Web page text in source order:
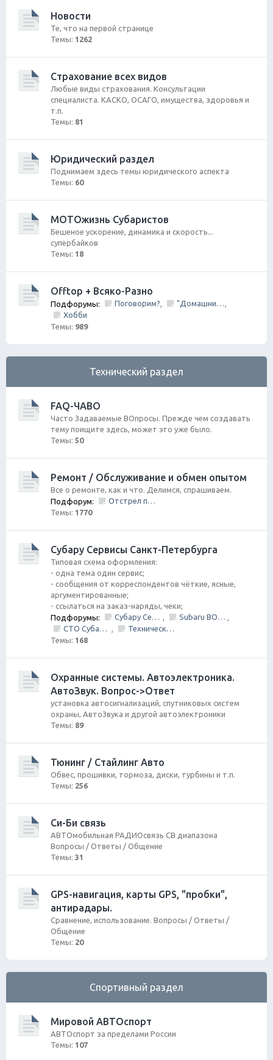
Новости
Те, что на первой странице
Темы: 1262
Страхование всех видов
Любые виды страхования. Консультации
специалиста. КАСКО, ОСАГО, имущества, здоровья и
т.п.
Темы: 81
Юридический раздел
Поднимаем здесь темы юридического аспекта
Темы: 60
МОТОжизнь Субаристов
Бешеное ускорение, динамика и скорость...
супербайков
Темы: 18
Offtop + Всяко-Разно
Подфорумы: Поговорим?, "Домашний Очаг"
,
Хобби
Темы: 989
Технический раздел
FAQ-ЧАВО
Часто Задаваемые ВОпросы. Прежде чем создавать
тему поищите здесь, может это уже было.
Темы: 50
Ремонт / Обслуживание и обмен опытом
Все о ремонте, как и что. Делимся, спрашиваем.
Подфорум:
Отстрел пистолета/НЕ заправить/Ошибки по вентиляции Бензо Бака
Темы: 1770
Субару Cервисы Санкт-Петербурга
Типовая схема оформления:
- одна тема один сервис;
- сообщения от корреспондентов чёткие, ясные,
аргументированные;
- ссылаться на заказ-наряды, чеки;
Подфорумы:
Субару Сервис "Созвездие" , Subaru BOX &amp; Donorparts shop
,
СТО Субару (www.stosubaru.ru)
,
Технический центр «PRIDE Motorsport».
Темы: 168
Охранные системы. Автоэлектроника.
АвтоЗвук. Вопрос->Ответ
установка автосигнализаций, спутниковых систем
охраны, АвтоЗвука и другой автоэлектроники
Темы: 89
Тюнинг / Стайлинг Авто
Обвес, прошивки, тормоза, диски, турбины и т.п.
Темы: 256
Си-Би связь
АВТОмобильная РАДИОсвязь СВ диапазона
Вопросы / Ответы / Общение
Темы: 31
GPS-навигация, карты GPS, "пробки",
антирадары.
Сравнение, использование. Вопросы / Ответы /
Общение
Темы: 20
Спортивный раздел
Мировой АВТОспорт
АВТОспорт за пределами России
Темы: 107